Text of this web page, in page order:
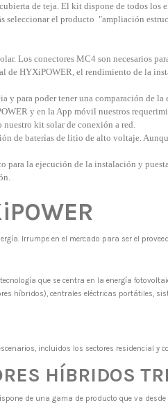
de teja. El kit dispone de todos los
seleccionar el producto "ampliación
Los conectores MC4 son necesarios
HYXiPOWER, el rendimiento de la
para poder tener una comparación de
y en la App móvil nuestros
kit solar de conexión a red.
de baterías de litio de alto voltaje.
para la ejecución de la instalación y
Irrumpe en el mercado para ser el
que se centra en la energía
híbridos), centrales eléctricas portátiles,
incluidos los sectores residencial y
HÍBRIDOS
de una gama de producto que va